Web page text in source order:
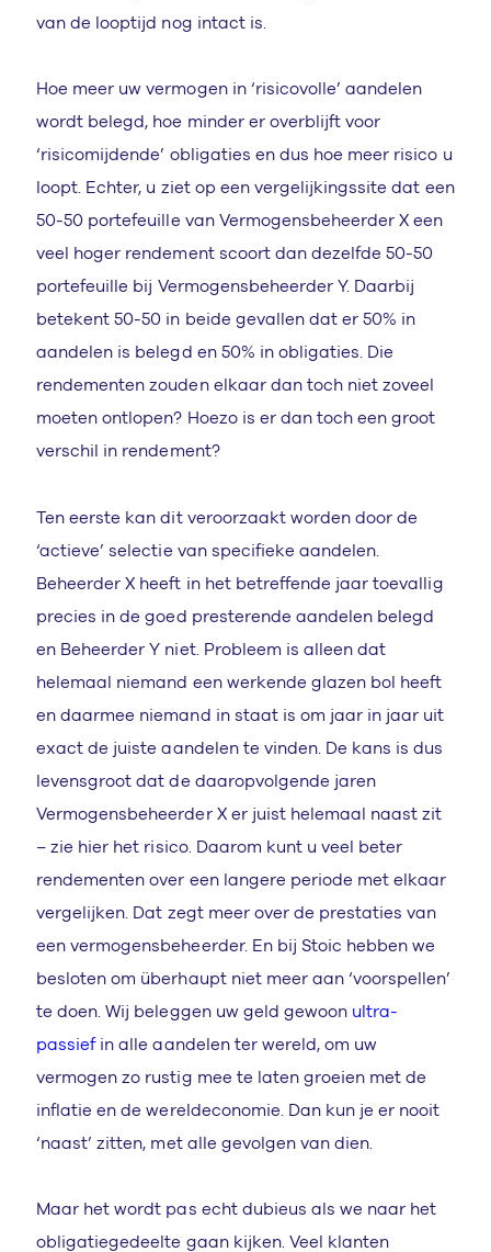
van de looptijd nog intact is.
Hoe meer uw vermogen in ‘risicovolle’ aandelen
wordt belegd, hoe minder er overblijft voor
‘risicomijdende’ obligaties en dus hoe meer risico u
loopt. Echter, u ziet op een vergelijkingssite dat een
50-50 portefeuille van Vermogensbeheerder X een
veel hoger rendement scoort dan dezelfde 50-50
portefeuille bij Vermogensbeheerder Y. Daarbij
betekent 50-50 in beide gevallen dat er 50% in
aandelen is belegd en 50% in obligaties. Die
rendementen zouden elkaar dan toch niet zoveel
moeten ontlopen? Hoezo is er dan toch een groot
verschil in rendement?
Ten eerste kan dit veroorzaakt worden door de
‘actieve’ selectie van specifieke aandelen.
Beheerder X heeft in het betreffende jaar toevallig
precies in de goed presterende aandelen belegd
en Beheerder Y niet. Probleem is alleen dat
helemaal niemand een werkende glazen bol heeft
en daarmee niemand in staat is om jaar in jaar uit
exact de juiste aandelen te vinden. De kans is dus
levensgroot dat de daaropvolgende jaren
Vermogensbeheerder X er juist helemaal naast zit
– zie hier het risico. Daarom kunt u veel beter
rendementen over een langere periode met elkaar
vergelijken. Dat zegt meer over de prestaties van
een vermogensbeheerder. En bij Stoic hebben we
besloten om überhaupt niet meer aan ‘voorspellen’
te doen. Wij beleggen uw geld gewoon ultra-
passiefin alle aandelen ter wereld, om uw
vermogen zo rustig mee te laten groeien met de
inflatie en de wereldeconomie. Dan kun je er nooit
‘naast’ zitten, met alle gevolgen van dien.
Maar het wordt pas echt dubieus als we naar het
obligatiegedeelte gaan kijken. Veel klanten